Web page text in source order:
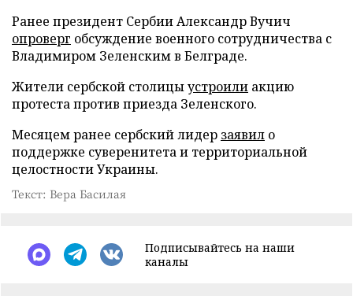
Ранее президент Сербии Александр Вучич
опроверг обсуждение военного сотрудничества с
Владимиром Зеленским в Белграде.
Жители сербской столицыустроили акцию
протеста против приезда Зеленского.
Месяцем ранее сербский лидер заявил о
поддержке суверенитета и территориальной
целостности Украины.
Текст: Вера Басилая
Подписывайтесь на наши
каналы